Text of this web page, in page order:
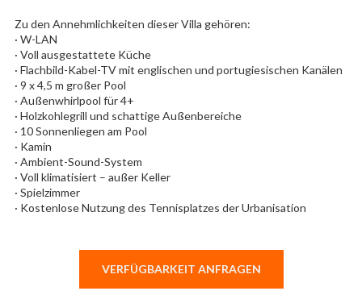
Zu den Annehmlichkeiten dieser Villa gehören:
· W-LAN
· Voll ausgestattete Küche
· Flachbild-Kabel-TV mit englischen und portugiesischen Kanälen
· 9 x 4,5 m großer Pool
· Außenwhirlpool für 4+
· Holzkohlegrill und schattige Außenbereiche
· 10 Sonnenliegen am Pool
· Kamin
· Ambient-Sound-System
· Voll klimatisiert – außer Keller
· Spielzimmer
· Kostenlose Nutzung des Tennisplatzes der Urbanisation
VERFÜGBARKEIT ANFRAGEN